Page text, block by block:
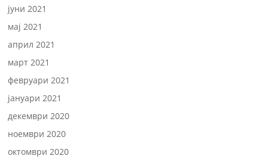
јуни 2021
мај 2021
април 2021
март 2021
февруари 2021
јануари 2021
декември 2020
ноември 2020
октомври 2020